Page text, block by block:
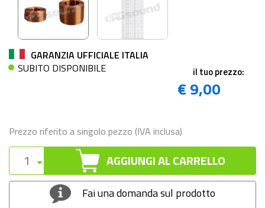
GARANZIA UFFICIALE ITALIA
SUBITO DISPONIBILE
il tuo prezzo:
€ 9,00
Prezzo riferito a singolo pezzo (IVA inclusa)
AGGIUNGI AL CARRELLO
Fai una domanda sul prodotto